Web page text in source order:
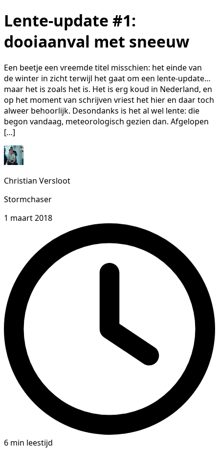
Lente-update #1:
dooiaanval met sneeuw
Een beetje een vreemde titel misschien: het einde van
de winter in zicht terwijl het gaat om een lente-update…
maar het is zoals het is. Het is erg koud in Nederland, en
op het moment van schrijven vriest het hier en daar toch
alweer behoorlijk. Desondanks is het al wel lente: die
begon vandaag, meteorologisch gezien dan. Afgelopen
[…]
Christian Versloot
Stormchaser
1 maart 2018
6 min leestijd